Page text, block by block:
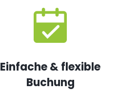
Einfache & flexible
Buchung